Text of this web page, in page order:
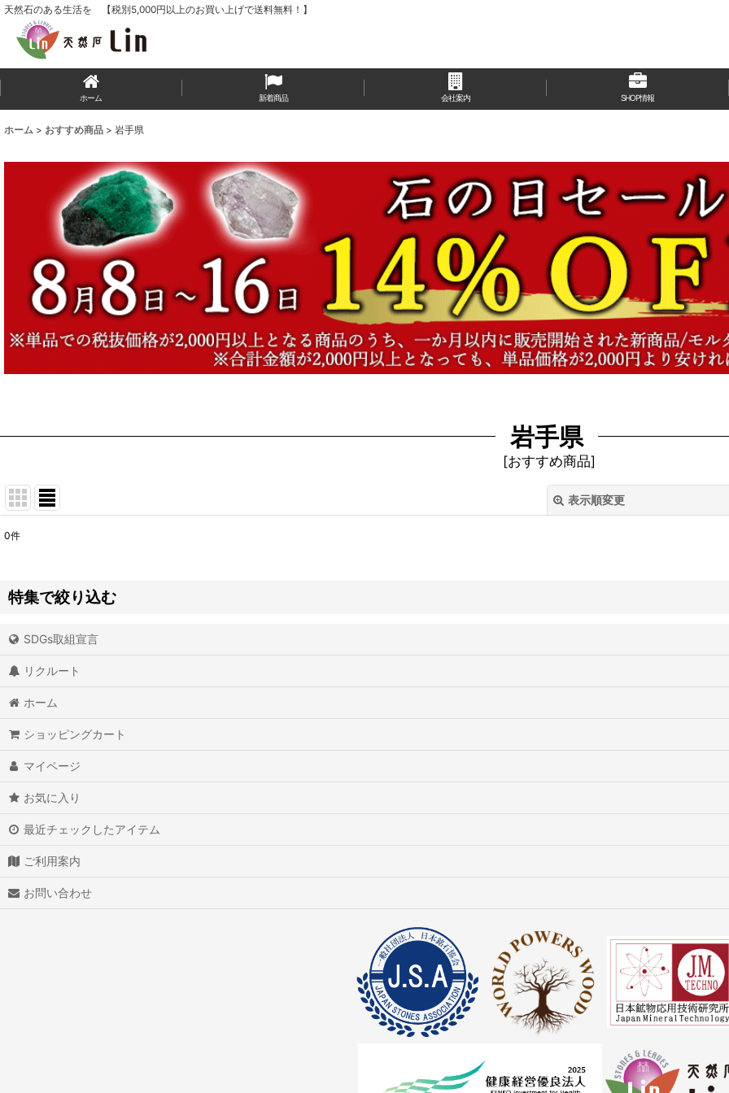
天然石のある生活を 【税別5,000円以上のお買い上げで送料無料！】
ホーム 新着商品 会社案内 SHOP情報
ホーム > おすすめ商品 > 岩手県
岩手県
[おすすめ商品]
表示順変更
表示数
並び順:
0件
特集で絞り込む
アイオライト
アイスクォーツ
アイリスクォーツ
アゼツライト
SDGs取組宣言
リクルート
ホーム
ショッピングカート
マイページ
お気に入り
最近チェックしたアイテム
ご利用案内
お問い合わせ